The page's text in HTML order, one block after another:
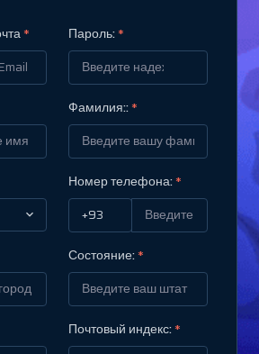
* Пароль:*
Фамилия::*
Номер телефона:*
Состояние:*
Почтовый индекс:*